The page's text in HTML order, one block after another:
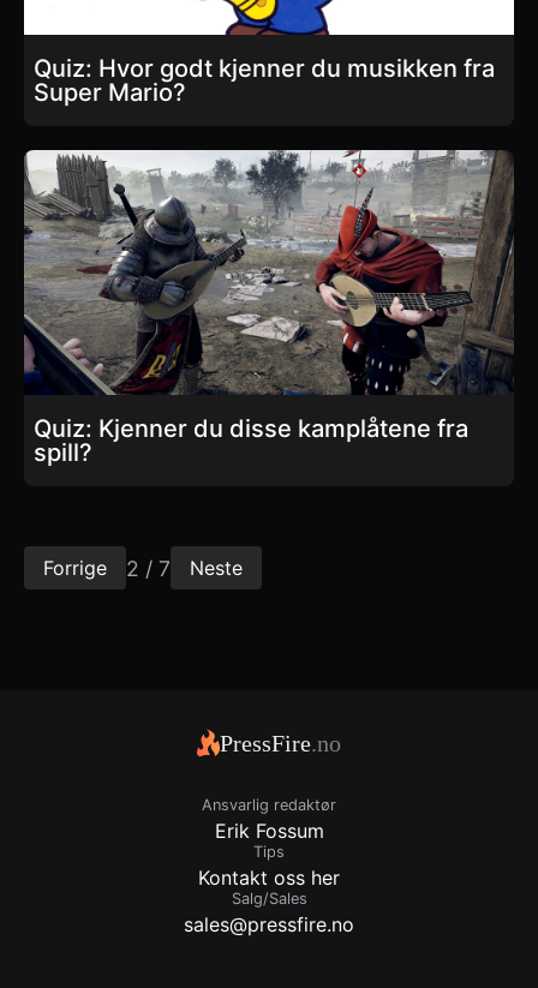
Quiz: Hvor godt kjenner du musikken fra
Super Mario?
Quiz: Kjenner du disse kamplåtene fra
spill?
Forrige 2 / 7 Neste
PressFire.no
Ansvarlig redaktør
Erik Fossum
Tips
Kontakt oss her
Salg/Sales
sales@pressfire.no